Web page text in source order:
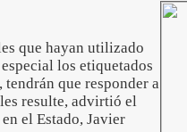
que hayan utilizado
los etiquetados
que responder a
resulte, advirtió el
el Estado, Javier